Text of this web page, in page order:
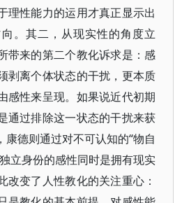
理性能力的运用才真正显示出
。其二，从现实性的角度立
带来的第二个教化诉求是：感
剥离个体状态的干扰，更本质
感性来呈现。如果说近代初期
通过排除这一状态的干扰来获
德则通过对不可认知的“物自
立身份的感性同时是拥有现实
改变了人性教化的关注重心：